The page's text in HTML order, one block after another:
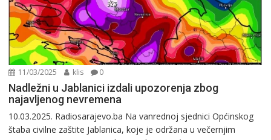
11/03/2025 klis 0
Nadležni u Jablanici izdali upozorenja zbog
najavljenog nevremena
10.03.2025. Radiosarajevo.ba Na vanrednoj sjednici Općinskog
štaba civilne zaštite Jablanica, koje je održana u večernjim